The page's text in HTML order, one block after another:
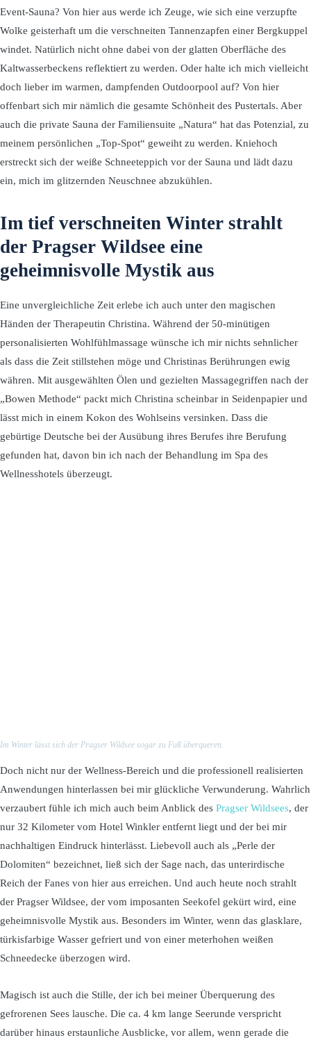
Event-Sauna? Von hier aus werde ich Zeuge, wie sich eine verzupfte
Wolke geisterhaft um die verschneiten Tannenzapfen einer Bergkuppel
windet. Natürlich nicht ohne dabei von der glatten Oberfläche des
Kaltwasserbeckens reflektiert zu werden. Oder halte ich mich vielleicht
doch lieber im warmen, dampfenden Outdoorpool auf? Von hier
offenbart sich mir nämlich die gesamte Schönheit des Pustertals. Aber
auch die private Sauna der Familiensuite „Natura“ hat das Potenzial, zu
meinem persönlichen „Top-Spot“ geweiht zu werden. Kniehoch
erstreckt sich der weiße Schneeteppich vor der Sauna und lädt dazu
ein, mich im glitzernden Neuschnee abzukühlen.
Im tief verschneiten Winter strahlt
der Pragser Wildsee eine
geheimnisvolle Mystik aus
Eine unvergleichliche Zeit erlebe ich auch unter den magischen
Händen der Therapeutin Christina. Während der 50-minütigen
personalisierten Wohlfühlmassage wünsche ich mir nichts sehnlicher
als dass die Zeit stillstehen möge und Christinas Berührungen ewig
währen. Mit ausgewählten Ölen und gezielten Massagegriffen nach der
„Bowen Methode“ packt mich Christina scheinbar in Seidenpapier und
lässt mich in einem Kokon des Wohlseins versinken. Dass die
gebürtige Deutsche bei der Ausübung ihres Berufes ihre Berufung
gefunden hat, davon bin ich nach der Behandlung im Spa des
Wellnesshotels überzeugt.
Im Winter lässt sich der Pragser Wildsee sogar zu Fuß überqueren.
Doch nicht nur der Wellness-Bereich und die professionell realisierten
Anwendungen hinterlassen bei mir glückliche Verwunderung. Wahrlich
verzaubert fühle ich mich auch beim Anblick des Pragser Wildsees, der
nur 32 Kilometer vom Hotel Winkler entfernt liegt und der bei mir
nachhaltigen Eindruck hinterlässt. Liebevoll auch als „Perle der
Dolomiten“ bezeichnet, ließ sich der Sage nach, das unterirdische
Reich der Fanes von hier aus erreichen. Und auch heute noch strahlt
der Pragser Wildsee, der vom imposanten Seekofel gekürt wird, eine
geheimnisvolle Mystik aus. Besonders im Winter, wenn das glasklare,
türkisfarbige Wasser gefriert und von einer meterhohen weißen
Schneedecke überzogen wird.
Magisch ist auch die Stille, der ich bei meiner Überquerung des
gefrorenen Sees lausche. Die ca. 4 km lange Seerunde verspricht
darüber hinaus erstaunliche Ausblicke, vor allem, wenn gerade die